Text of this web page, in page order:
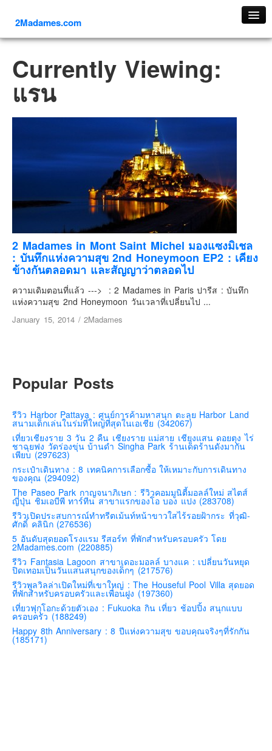
2Madames.com
ภาคเหนือ
ภาคใต้
ภาคอีสาน
ยุโรป
อิตาลี
ตุรกี-ตุรเคีย
เยอรมัน
ฝรั่งเศส
ออสเตรีย
เบลเยี่ยม
สวิสเซอร์แลนด์
โปรตุเกส
สเปน
โครเอเชีย
สโลเวเนีย
มอนเตรเนโกร
บอสเนียและเฮอร์เซโกวีน่า
ญี่ปุ่น
คันโต-โตเกียวและรอบๆ
คันไซ-โอซาก้า เกียวโต
คิวชู – ฟุกุโอกะ ซางะ เปปปุ ยุฟุอิน นางาซากิ
ฟูจิ
ฮอกไกโด
Currently Viewing:
แรน
2 Madames in Mont Saint Michel มองแซงมิเชล
: บันทึกแห่งความสุข 2nd Honeymoon EP2 : เคียง
ข้างกันตลอดมา และสัญญาว่าตลอดไป
ความเดิมตอนที่แล้ว ---> : 2 Madames in Paris ปารีส : บันทึก
แห่งความสุข 2nd Honeymoon วันเวลาที่เปลี่ยนไป ...
January 15, 2014 / 2Madames
Popular Posts
รีวิว Harbor Pattaya : ศูนย์การค้ามหาสนุก ตะลุย Harbor Land
สนามเด็กเล่นในร่มที่ใหญ่ที่สุดในเอเชีย (342067)
เที่ยวเชียงราย 3 วัน 2 คืน เชียงราย แม่สาย เชียงแสน ดอยตุง ไร่
ชาฉุยฟง วัดร่องขุ่น บ้านดำ Singha Park ร้านเด็ดร้านดังมากัน
เพียบ (297623)
กระเป๋าเดินทาง : 8 เทคนิคการเลือกซื้อ ให้เหมาะกับการเดินทาง
ของคุณ (294092)
The Paseo Park กาญจนาภิเษก : รีวิวคอมมูนิตี้มอลล์ใหม่ สไตส์
ญี่ปุ่น ชิมเอบีพี ทาร์ทีน สาขาแรกของโอ บอง แปง (283708)
รีวิวเปิดประสบการณ์ทำทรีตเม้นท์หน้าขาวใสไร้รอยฝ้ากระ ที่วุฒิ-
ศักดิ์ คลินิก (276536)
5 อันดับสุดยอดโรงแรม รีสอร์ท ที่พักสำหรับครอบครัว โดย
2Madames.com (220885)
รีวิว Fantasia Lagoon สาขาเดอะมอลล์ บางแค : เปลี่ยนวันหยุด
ปิดเทอมเป็นวันแสนสนุกของเด็กๆ (217576)
รีวิวพูลวิลล่าเปิดใหม่ที่เขาใหญ่ : The Houseful Pool Villa สุดยอด
ที่พักสำหรับครอบครัวและเพื่อนฝูง (197360)
เที่ยวฟุกุโอกะด้วยตัวเอง : Fukuoka กิน เที่ยว ช้อปปิ้ง สนุกแบบ
ครอบครัว (188249)
Happy 8th Anniversary : 8 ปีแห่งความสุข ขอบคุณจริงๆที่รักกัน
(185171)